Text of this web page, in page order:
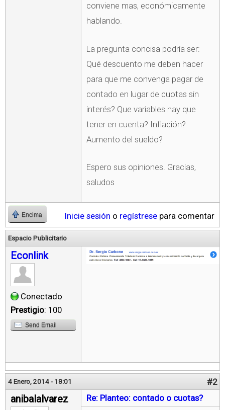
conviene mas, económicamente
hablando.
La pregunta concisa podría ser:
Qué descuento me deben hacer
para que me convenga pagar de
contado en lugar de cuotas sin
interés? Que variables hay que
tener en cuenta? Inflación?
Aumento del sueldo?
Espero sus opiniones. Gracias,
saludos
Encima Inicie sesión o regístrese para comentar
Espacio Publicitario
Econlink
Conectado
Prestigio: 100
Send Email
4 Enero, 2014 - 18:01 #2
anibalalvarez
Re: Planteo: contado o cuotas?